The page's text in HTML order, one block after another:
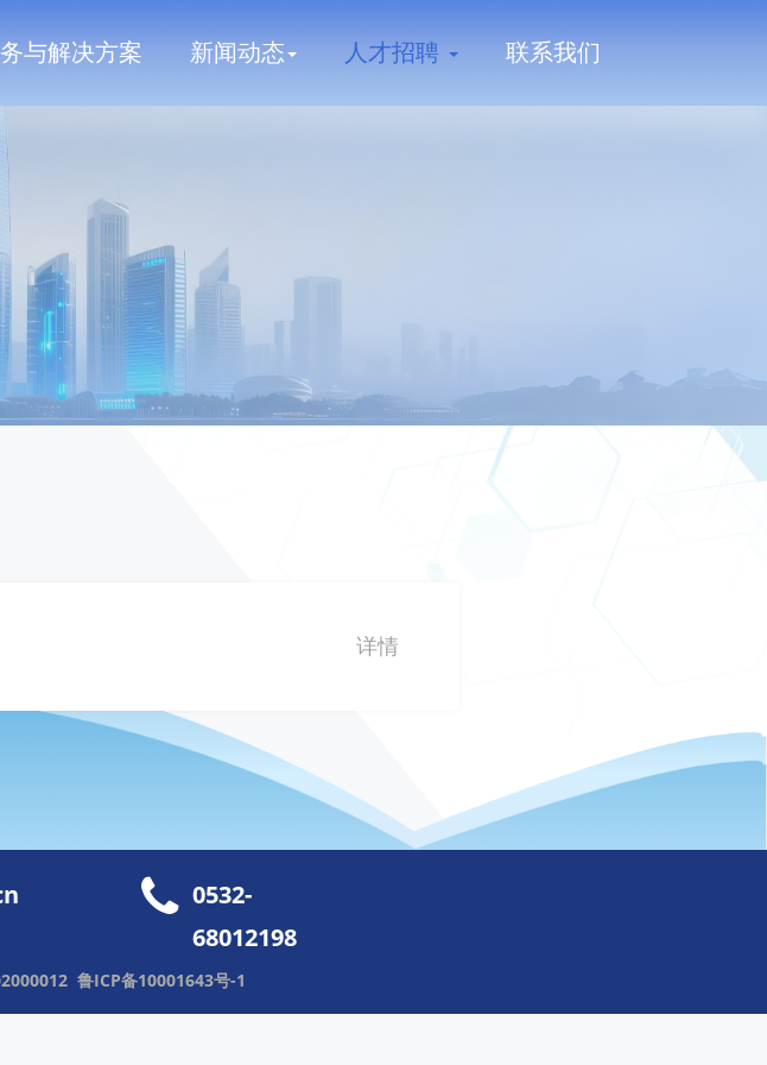
与解决方案 新闻动态 人才招聘 联系我们
详情
0532-
68012198
鲁ICP备10001643号-1